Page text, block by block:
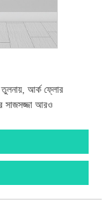
তুলনায়, আর্ক ফ্লোর
সাজসজ্জা আরও